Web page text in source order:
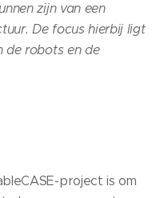
zijn van een
De focus hierbij ligt
de robots en de
project is om